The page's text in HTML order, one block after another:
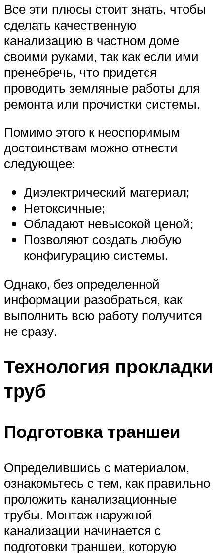
Все эти плюсы стоит знать, чтобы
сделать качественную
канализацию в частном доме
своими руками, так как если ими
пренебречь, что придется
проводить земляные работы для
ремонта или прочистки системы.
Помимо этого к неоспоримым
достоинствам можно отнести
следующее:
Диэлектрический материал;
Нетоксичные;
Обладают невысокой ценой;
Позволяют создать любую
конфигурацию системы.
Однако, без определенной
информации разобраться, как
выполнить всю работу получится
не сразу.
Технология прокладки
труб
Подготовка траншеи
Определившись с материалом,
ознакомьтесь с тем, как правильно
проложить канализационные
трубы. Монтаж наружной
канализации начинается с
подготовки траншеи, которую